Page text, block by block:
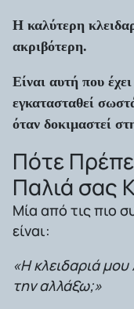
Η καλύτερη
ακριβότερη.
Είναι αυτή που
εγκατασταθεί
όταν δοκιμαστεί
Πότε
Παλιά σας
Μία από τις πιο
είναι:
«Η κλειδαριά μου
την αλλάξω;»